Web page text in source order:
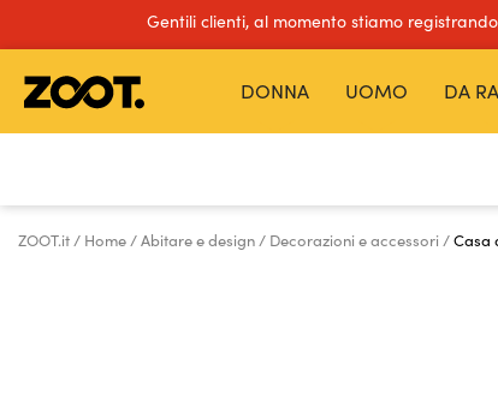
Gentili clienti, al momento stiamo
DONNA UOMO DA
ZOOT.it Home Abitare e design Decorazioni e accessori Casa